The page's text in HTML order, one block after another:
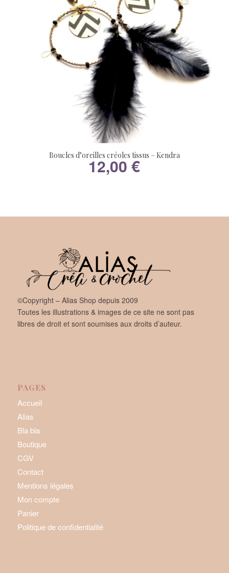
Boucles d’oreilles créoles tissus – Kendra
12,00€
©Copyright – Alias Shop depuis 2009
Toutes les illustrations & images de ce site ne sont pas
libres de droit et sont soumises aux droits d’auteur.
PAGES
Accueil
Alias
Bla bla
Boutique
CGV
Contact
Mentions légales
Mon compte
Panier
Politique de confidentialité